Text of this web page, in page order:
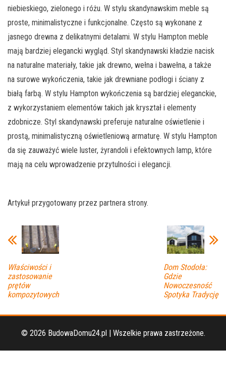
niebieskiego, zielonego i różu. W stylu skandynawskim meble są
proste, minimalistyczne i funkcjonalne. Często są wykonane z
jasnego drewna z delikatnymi detalami. W stylu Hampton meble
mają bardziej elegancki wygląd. Styl skandynawski kładzie nacisk
na naturalne materiały, takie jak drewno, wełna i bawełna, a także
na surowe wykończenia, takie jak drewniane podłogi i ściany z
białą farbą. W stylu Hampton wykończenia są bardziej eleganckie,
z wykorzystaniem elementów takich jak kryształ i elementy
zdobnicze. Styl skandynawski preferuje naturalne oświetlenie i
prostą, minimalistyczną oświetleniową armaturę. W stylu Hampton
da się zauważyć wiele luster, żyrandoli i efektownych lamp, które
mają na celu wprowadzenie przytulności i elegancji.
Artykuł przygotowany przez partnera strony.
Właściwości i
zastosowanie
prętów
kompozytowych
Dom Stodoła:
Gdzie
Nowoczesność
Spotyka Tradycję
© 2026 BudowaDomu24.pl | Wszelkie prawa zastrzeżone.